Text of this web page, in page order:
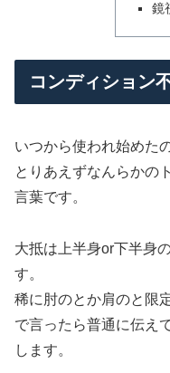
鏡
コンディション
いつから使われ始めた
とりあえずなんらかの
言葉です。
大抵は上半身or下半身
す。
稀に肘のとか肩のと限
で言ったら普通に伝え
します。